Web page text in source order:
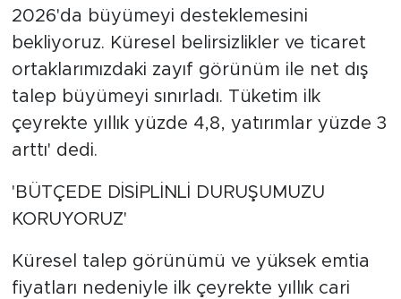
2026'da büyümeyi desteklemesini
bekliyoruz. Küresel belirsizlikler ve ticaret
ortaklarımızdaki zayıf görünüm ile net dış
talep büyümeyi sınırladı. Tüketim ilk
çeyrekte yıllık yüzde 4,8, yatırımlar yüzde 3
arttı' dedi.
'BÜTÇEDE DİSİPLİNLİ DURUŞUMUZU
KORUYORUZ'
Küresel talep görünümü ve yüksek emtia
fiyatları nedeniyle ilk çeyrekte yıllık cari